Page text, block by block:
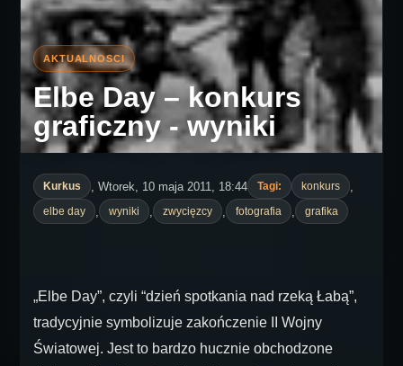
Elbe Day – konkurs
graficzny - wyniki
Kurkus , Wtorek, 10 maja 2011, 18:44 Tagi: konkurs
elbe day wyniki zwycięzcy fotografia grafika
„Elbe Day”, czyli “dzień spotkania nad rzeką Łabą”,
tradycyjnie symbolizuje zakończenie II Wojny
Światowej. Jest to bardzo hucznie obchodzone